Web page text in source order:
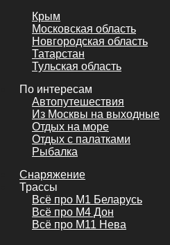
Крым
Московская область
Новгородская область
Татарстан
Тульская область
По интересам
Автопутешествия
Из Москвы на выходные
Отдых на море
Отдых с палатками
Рыбалка
Снаряжение
Трассы
Всё про М1 Беларусь
Всё про М4 Дон
Всё про М11 Нева